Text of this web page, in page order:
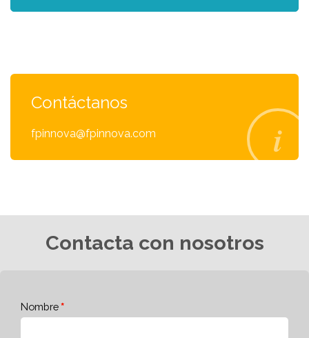
Contáctanos
fpinnova@fpinnova.com
Contacta con nosotros
Nombre